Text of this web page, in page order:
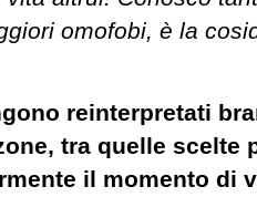
omofobi, è la
reinterpretati
tra quelle scelte
il momento di